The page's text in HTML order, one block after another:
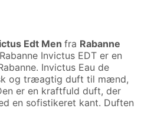
Edt Men fra Rabanne
Invictus EDT er en
Invictus Eau de
og træagtig duft til mænd,
er en kraftfuld duft, der
en sofistikeret kant. Duften